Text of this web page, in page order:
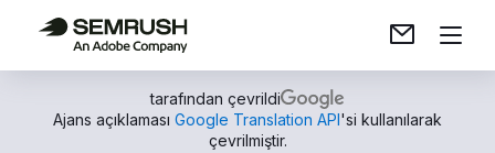
tarafından çevrildi
Ajans açıklaması Google Translation API'si kullanılarak
çevrilmiştir.